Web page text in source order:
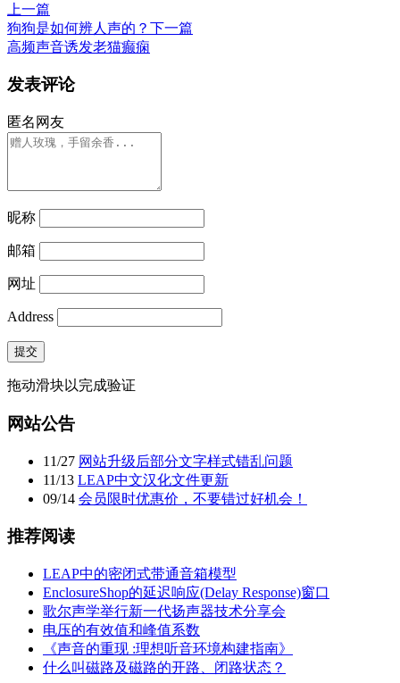
上一篇
狗狗是如何辨人声的？ 下一篇
高频声音诱发老猫癫痫
发表评论
匿名网友
昵称
邮箱
网址
Address
提交
拖动滑块以完成验证
网站公告
11/27 网站升级后部分文字样式错乱问题
11/13 LEAP中文汉化文件更新
09/14 会员限时优惠价，不要错过好机会！
推荐阅读
LEAP中的密闭式带通音箱模型
EnclosureShop的延迟响应(Delay Response)窗口
歌尔声学举行新一代扬声器技术分享会
电压的有效值和峰值系数
《声音的重现 :理想听音环境构建指南》
什么叫磁路及磁路的开路、闭路状态？